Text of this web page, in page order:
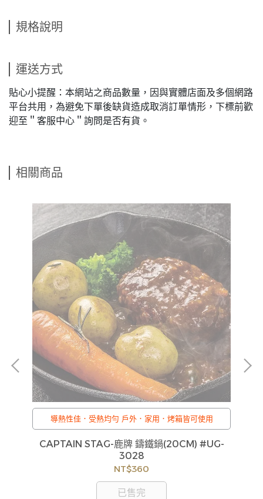
規格說明
運送方式
貼心小提醒：本網站之商品數量，因與實體店面及多個網路
平台共用，為避免下單後缺貨造成取消訂單情形，下標前歡
迎至＂客服中心＂詢問是否有貨。
相關商品
導熱性佳．受熱均勻 戶外．家用．烤箱皆可使用
CAPTAIN STAG-鹿牌 鑄鐵鍋(20CM) #UG-
3028
NT$360
已售完